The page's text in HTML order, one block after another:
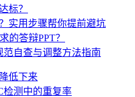
标？
实用步骤帮你提前避坑
的答辩PPT？
自查与调整方法指南
低下来
检测中的重复率